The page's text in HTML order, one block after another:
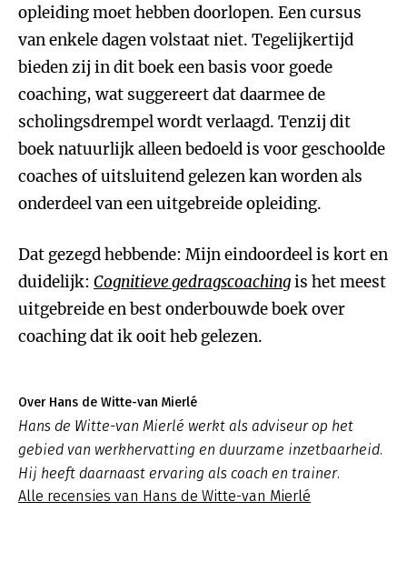
opleiding moet hebben doorlopen. Een cursus
van enkele dagen volstaat niet. Tegelijkertijd
bieden zij in dit boek een basis voor goede
coaching, wat suggereert dat daarmee de
scholingsdrempel wordt verlaagd. Tenzij dit
boek natuurlijk alleen bedoeld is voor geschoolde
coaches of uitsluitend gelezen kan worden als
onderdeel van een uitgebreide opleiding.
Dat gezegd hebbende: Mijn eindoordeel is kort en
duidelijk: Cognitieve gedragscoachingis het meest
uitgebreide en best onderbouwde boek over
coaching dat ik ooit heb gelezen.
Over Hans de Witte-van Mierlé
Hans de Witte-van Mierlé werkt als adviseur op het
gebied van werkhervatting en duurzame inzetbaarheid.
Hij heeft daarnaast ervaring als coach en trainer.
Alle recensies van Hans de Witte-van Mierlé